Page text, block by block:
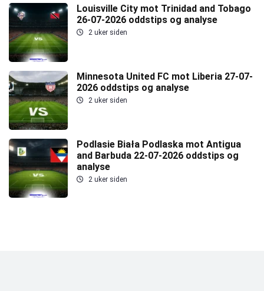
Louisville City mot Trinidad and Tobago
26-07-2026 oddstips og analyse
2 uker siden
Minnesota United FC mot Liberia 27-07-
2026 oddstips og analyse
2 uker siden
Podlasie Biała Podlaska mot Antigua
and Barbuda 22-07-2026 oddstips og
analyse
2 uker siden